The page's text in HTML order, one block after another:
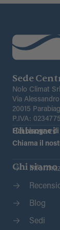
Sede
Nolo Climat
Via
20015
P.IVA:
Chiamaci
Hai bisogno
Chiama il
Chi siamo
Blog
Sedi